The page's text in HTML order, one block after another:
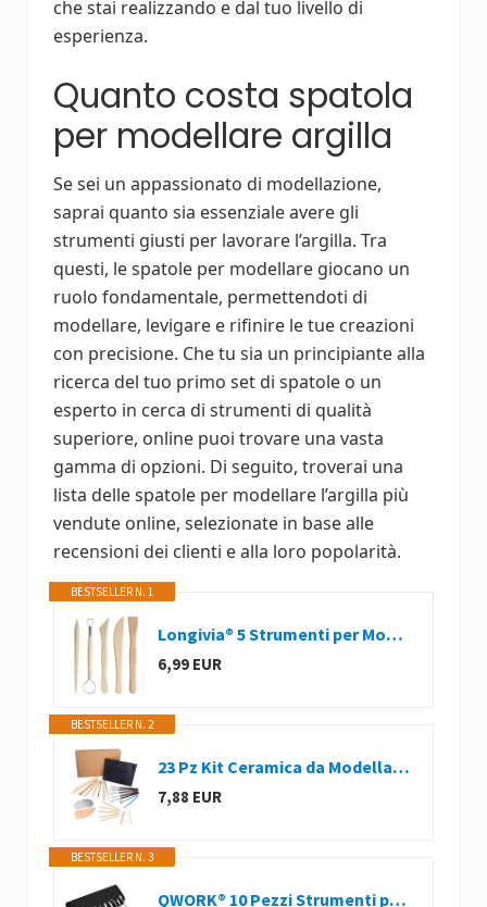
che stai realizzando e dal tuo livello di
esperienza.
Quanto costa spatola
per modellare argilla
Se sei un appassionato di modellazione,
saprai quanto sia essenziale avere gli
strumenti giusti per lavorare l’argilla. Tra
questi, le spatole per modellare giocano un
ruolo fondamentale, permettendoti di
modellare, levigare e rifinire le tue creazioni
con precisione. Che tu sia un principiante alla
ricerca del tuo primo set di spatole o un
esperto in cerca di strumenti di qualità
superiore, online puoi trovare una vasta
gamma di opzioni. Di seguito, troverai una
lista delle spatole per modellare l’argilla più
vendute online, selezionate in base alle
recensioni dei clienti e alla loro popolarità.
BESTSELLER N. 1
Longivia® 5 Strumenti per Modellare Argilla Professionali in Legno di Faggio, Sculpture Tools Set, Attrezzi per Modellazione di Das e Ceramica, Stecche di Legno e Mirette per Argilla – Kit 5 Utensili
6,99 EUR
BESTSELLER N. 2
23 Pz Kit Ceramica da Modellare, Kit Argilla Attrezzi Scultura
7,88 EUR
BESTSELLER N. 3
QWORK® 10 Pezzi Strumenti per intagliare la Cera, a Doppia estremità, in Acciaio Inossidabile, per Cera scolpire, intagliare la Ceramica